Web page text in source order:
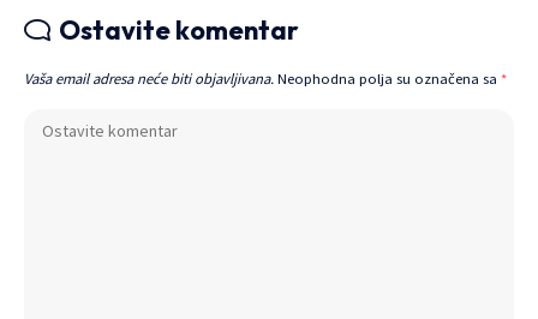
Ostavite komentar
Vaša email adresa neće biti objavljivana. Neophodna polja su označena sa *